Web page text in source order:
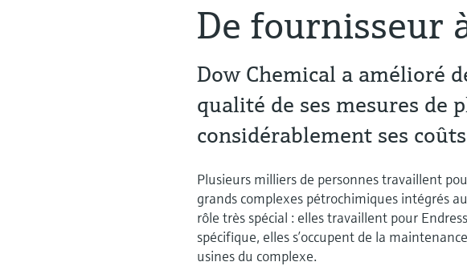
De fournisseur
Dow Chemical a amélioré
qualité de ses mesures de
considérablement ses
Plusieurs milliers de personnes travaillent
grands complexes pétrochimiques intégrés
rôle très spécial : elles travaillent pour
spécifique, elles s’occupent de la
usines du complexe.